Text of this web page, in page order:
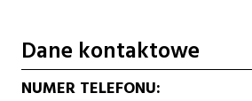
Dane kontaktowe
NUMER TELEFONU